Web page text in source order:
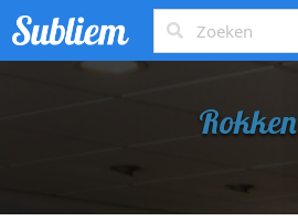
Rokken